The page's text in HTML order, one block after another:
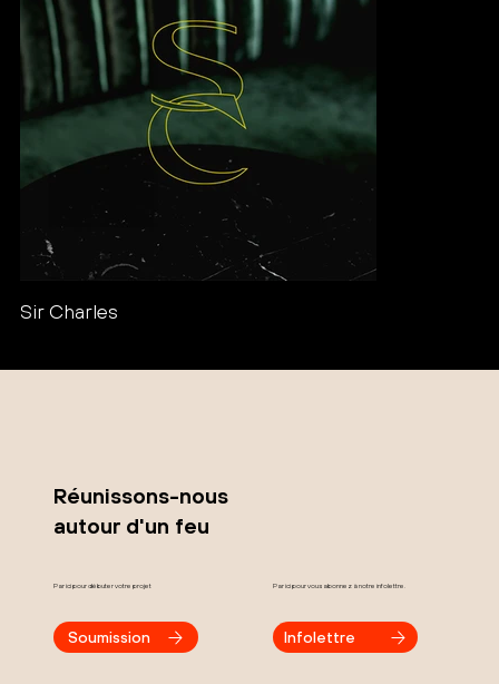
Sir Charles
Réunissons-nous
autour d'un feu
Par ici pour débuter votre projet
Soumission
Par ici pour vous abonnez à notre infolettre.
Infolettre